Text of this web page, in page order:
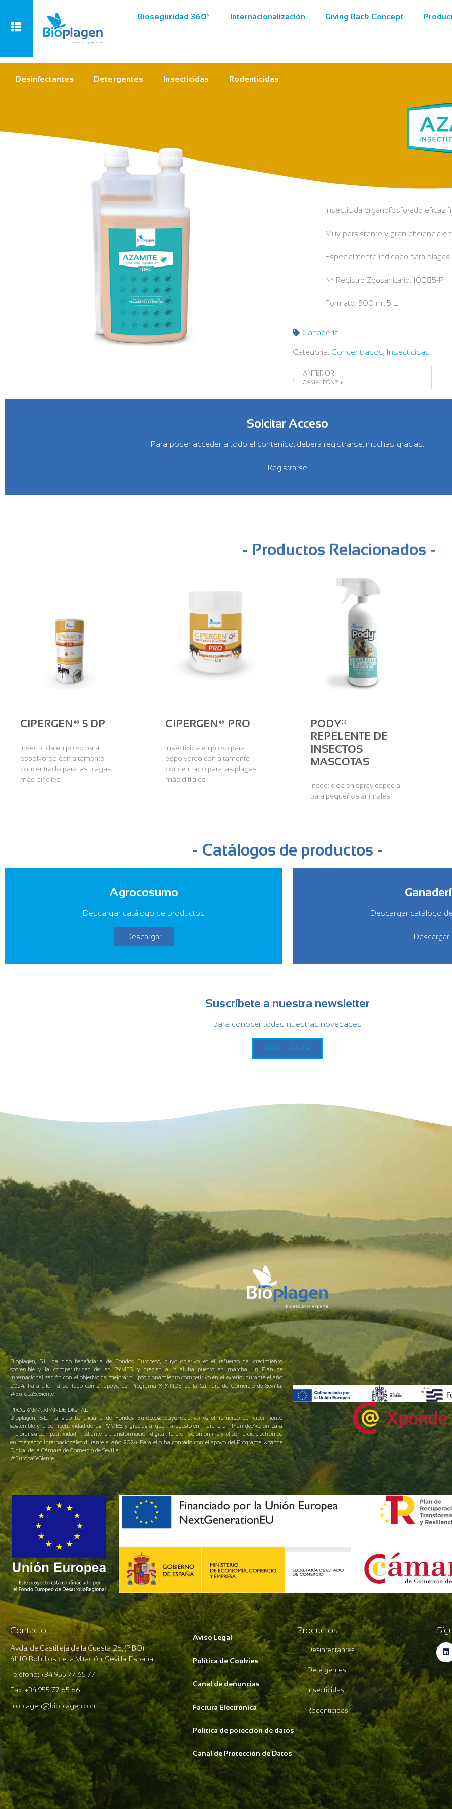
Bioseguridad 360º Internacionalización Giving Back Concept
Desinfectantes Detergentes Insecticidas Rodenticidas
Insecticida organofosforado eficaz
Muy persistente y gran eficiencia
Especialmente indicado para plagas
Nº Registro Zoosanitario: 10085-P
Formato: 500 ml, 5 L
Ganadería
Categoría: Concentrados, Insecticidas
ANTERIOR
CAMALEÓN® +
Solcitar Acceso
Para poder acceder a todo el contenido, deberá registrarse, muchas gracias.
Registrarse
- Productos Relacionados -
CIPERGEN® 5 DP
Insecticida en polvo para
espolvoreo con altamente
concentrado para las plagas
más difíciles
CIPERGEN® PRO
Insecticida en polvo para
espolvoreo con altamente
concentrado para las plagas
más difíciles
PODY®
REPELENTE DE
INSECTOS
MASCOTAS
Insecticida en spray especial
para pequeños animales
- Catálogos de productos -
Agrocosumo
Descargar catálogo de productos
Descargar
Descargar catálogo
Descargar
Suscríbete a nuestra newsletter
para conocer todas nuestras novedades
SUSCRÍBETE
Bioplagen, S.L. ha sido beneficiaria de Fondos Europeos, cuyo objetivo es el refuerzo del crecimiento
sostenible y la competitividad de las PYMES, y gracias al cual ha puesto en marcha un Plan de
Internacionalización con el objetivo de mejorar su posicionamiento competitivo en el exterior durante el año
2024. Para ello ha contado con el apoyo del Programa XPANDE de la Cámara de Comercio de Sevilla.
#EuropaSeSiente
PROGRAMA XPANDE DIGITAL
Bioplagen, S.L. ha sido beneficiaria de Fondos Europeos, cuyo objetivo es el refuerzo del crecimiento
sostenible y la competitividad de las PYMES, y gracias al que ha puesto en marcha un Plan de Acción para
mejorar su competitividad mediante la transformación digital, la promoción online y el comercio electrónico
en mercados internacionales durante el año 2024. Para ello ha contado con el apoyo del Programa Xpande
Digital de la Cámara de Comercio de Sevilla.
#EuropaSeSiente
Contacto
Avda. de Castilleja de la Cuesta 26, (PIBO)
41110 Bollullos de la Mitación, Sevilla. España.
Teléfono: +34 955 77 65 77
Fax: +34 955 77 65 66
bioplagen@bioplagen.com
Aviso Legal
Política de Cookies
Canal de denuncias
Factura Electrónica
Política de potección de datos
Canal de Protección de Datos
Productos
Desinfectantes
Detergentes
Insecticidas
Rodenticidas